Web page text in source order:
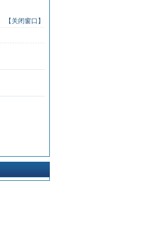
【关闭窗口】